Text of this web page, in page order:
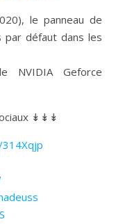
le panneau de
par défaut dans les
NVIDIA Geforce
↡↡↡